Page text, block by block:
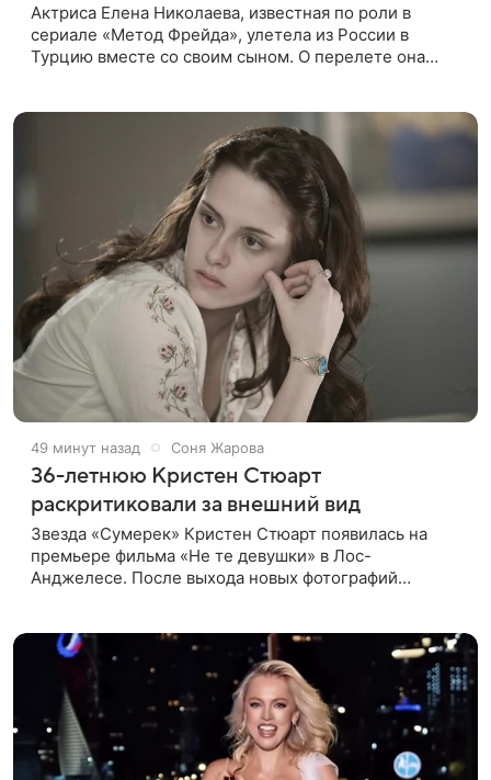
Актриса Елена Николаева, известная по роли в
сериале «Метод Фрейда», улетела из России в
Турцию вместе со своим сыном. О перелете она
49 минут назад Соня Жарова
36-летнюю Кристен Стюарт
раскритиковали за внешний вид
Звезда «Сумерек» Кристен Стюарт появилась на
премьере фильма «Не те девушки» в Лос-
Анджелесе. После выхода новых фотографий